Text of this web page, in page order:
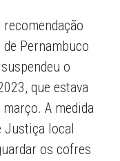
Pernambuco
o
que estava
A medida
Justiça local
os cofres